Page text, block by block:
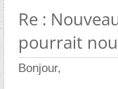
Re :
pourrait
Bonjour,